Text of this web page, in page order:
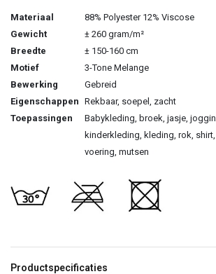
Materiaal
88% Polyester 12% Viscose
Gewicht
± 260 gram/m²
Breedte
± 150-160 cm
Motief
3-Tone Melange
Bewerking
Gebreid
Eigenschappen Rekbaar, soepel, zacht
Toepassingen
Babykleding, broek, jasje,
kinderkleding, kleding, rok, shirt,
voering, mutsen
Productspecificaties